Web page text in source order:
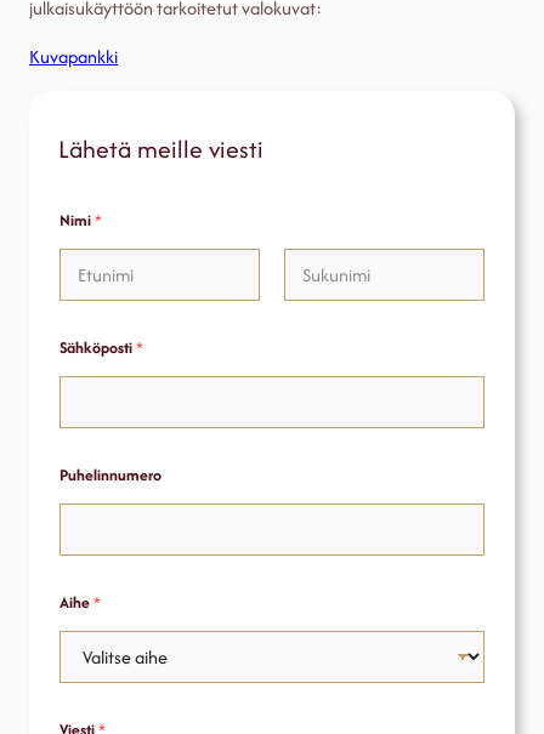
julkaisukäyttöön tarkoitetut valokuvat:
Kuvapankki
Lähetä meille viesti
H
o
l
i
Nimi*
Sähköposti*
Puhelinnumero
Aihe*